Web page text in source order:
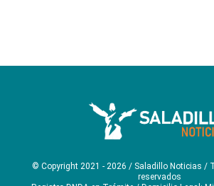
© Copyright 2021 - 2026 / Saladillo Noticias /
reservados